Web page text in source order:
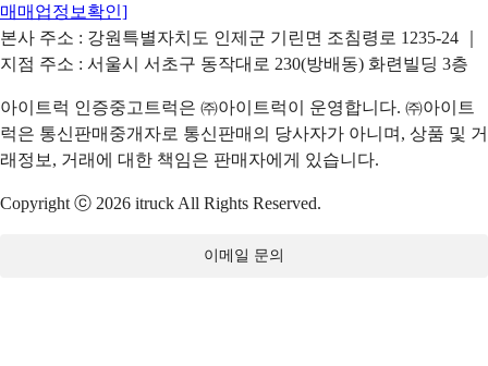
매매업정보확인]
본사 주소 : 강원특별자치도 인제군 기린면 조침령로 1235-24 ｜
지점 주소 : 서울시 서초구 동작대로 230(방배동) 화련빌딩 3층
아이트럭 인증중고트럭은 ㈜아이트럭이 운영합니다. ㈜아이트
럭은 통신판매중개자로 통신판매의 당사자가 아니며, 상품 및 거
래정보, 거래에 대한 책임은 판매자에게 있습니다.
Copyright ⓒ 2026 itruck All Rights Reserved.
이메일 문의